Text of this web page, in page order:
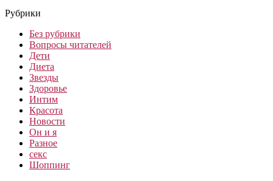
Рубрики
Без рубрики
Вопросы читателей
Дети
Диета
Звезды
Здоровье
Интим
Красота
Новости
Он и я
Разное
секс
Шоппинг